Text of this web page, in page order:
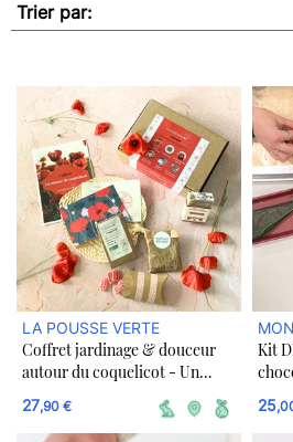
Trier par:
LA POUSSE VERTE
Coffret jardinage & douceur
autour du coquelicot - Un
amour de coquelicot
27,90 €
Kit
25